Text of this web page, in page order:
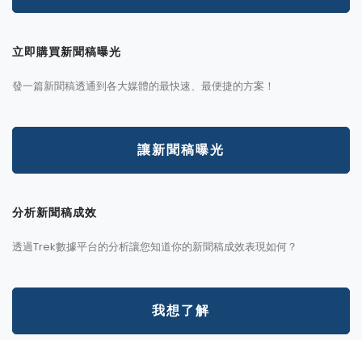
立即購買新聞稿曝光
發一篇新聞稿透通到各大媒體的最快速、最便捷的方案！
讓新聞稿曝光
分析新聞稿成效
透過Trek數據平台的分析讓您知道你的新聞稿成效表現如何？
我想了解